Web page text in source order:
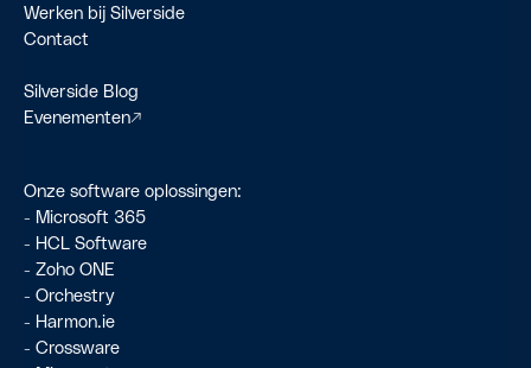
Werken bij Silverside
Contact
Silverside Blog
Evenementen↗
Onze software oplossingen:
- Microsoft 365
- HCL Software
- Zoho ONE
- Orchestry
- Harmon.ie
- Crossware